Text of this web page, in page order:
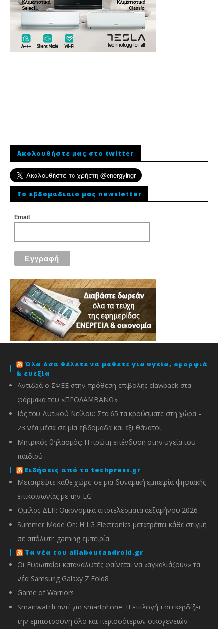
Ακολουθήστε μας στο twitter
To εβδομαδιαίο μας newsletter
Email
Όλα όσα θέλετε να μάθετε για υγεία, ομορφιά
& ευεξία
Αντιδρά ο ΣΦΕΕ στην πρόθεση επιβολής clawback στα
φάρμακα του «ΠΡΟΛΑΜΒΑΝΩ»
Ιός του Δυτικού Νείλου: Στα 65 τα κρούσματα στη χώρα –
23 νέα μέσα σε μία εβδομάδα και έξι θάνατοι
Μητρικός θηλασμός: Η πρώτη επένδυση στην υγεία του
παιδιού
Ειδήσεις από το techpress.gr
Μετατρέψτε κάθε χώρο σε μια δυναμική εμπειρία ψηφιακής
επικοινωνίας με την LG
Όμιλος ΔΕΗ: Οικονομικά αποτελέσματα α΄εξαμήνου 2026
Summer Mode On: Η LG Electronics μετατρέπει κάθε στιγμή
σε απόλυτη gaming εμπειρία
Τα νέα του allaboutandroid.gr
Οι Ευρωπαίοι καταναλωτές φαίνεται να «αγκαλιάζουν» τα
νέα Samsung Galaxy Z Fold8
Game of Warriors
Smartwatch αντί για smartphone: Η επιλογή που κερδίζει
την εμπιστοσύνη όλο και περισσότερων οικογενειών